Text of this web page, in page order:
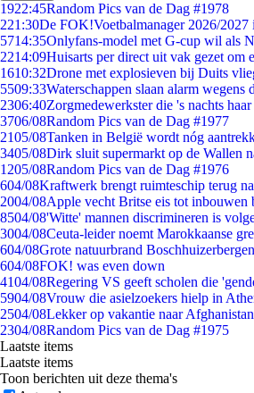
1922:45Random Pics van de Dag #1978
221:30De FOK!Voetbalmanager 2026/2027
5714:35Onlyfans-model met G-cup wil als
2214:09Huisarts per direct uit vak gezet om
1610:32Drone met explosieven bij Duits
5509:33Waterschappen slaan alarm wegens
2306:40Zorgmedewerkster die 's nachts
3706/08Random Pics van de Dag #1977
2105/08Tanken in België wordt nóg
3405/08Dirk sluit supermarkt op de Wallen
1205/08Random Pics van de Dag #1976
604/08Kraftwerk brengt ruimteschip terug
2004/08Apple vecht Britse eis tot inbouwen
8504/08'Witte' mannen discrimineren is
3004/08Ceuta-leider noemt Marokkaanse
604/08Grote natuurbrand
604/08FOK! was even down
4104/08Regering VS geeft scholen die
5904/08Vrouw die asielzoekers hielp in
2504/08Lekker op vakantie naar
2304/08Random Pics van de Dag #1975
Laatste items
Laatste items
Toon berichten uit deze thema's